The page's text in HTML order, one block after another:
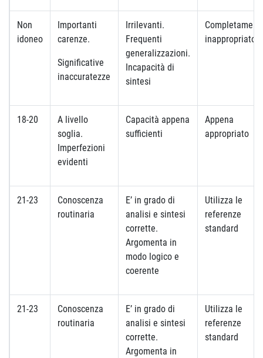
Non
idoneo
Importanti
carenze.
Significative
inaccuratezze
Irrilevanti.
Frequenti
generalizzazioni.
Incapacità di
sintesi
inappropriato
18-20
A livello
soglia.
Imperfezioni
evidenti
Capacità appena
sufficienti
Appena
appropriato
21-23
Conoscenza
routinaria
E’ in grado di
analisi e sintesi
corrette.
Argomenta in
modo logico e
coerente
Utilizza le
referenze
standard
21-23
Conoscenza
routinaria
E’ in grado di
analisi e sintesi
corrette.
Argomenta in
Utilizza le
referenze
standard